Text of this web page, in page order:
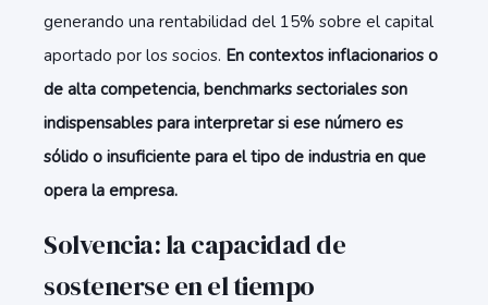
generando una rentabilidad del 15% sobre el capital
aportado por los socios. En contextos inflacionarios o
de alta competencia, benchmarks sectoriales son
indispensables para interpretar si ese número es
sólido o insuficiente para el tipo de industria en que
opera la empresa.
Solvencia: la capacidad de
sostenerse en el tiempo